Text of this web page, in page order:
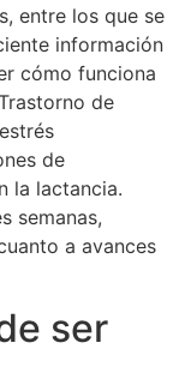
entre los que se
información
cómo funciona
de
de
la lactancia.
semanas,
a avances
ser